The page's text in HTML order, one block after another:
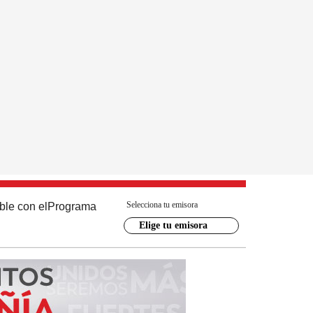
con el Programa Selecciona tu emisora
Elige tu emisora